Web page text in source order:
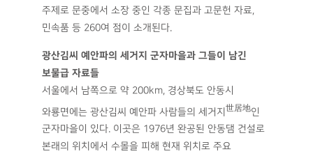
주제로 문중에서 소장 중인 각종 문집과 고문헌 자료,
민속품 등 260여 점이 소개된다.
광산김씨 예안파의 세거지 군자마을과 그들이 남긴
보물급 자료들
서울에서 남쪽으로 약 200km, 경상북도 안동시
와룡면에는 광산김씨 예안파 사람들의 세거지 世居地인
군자마을이 있다. 이곳은 1976년 완공된 안동댐 건설로
본래의 위치에서 수몰을 피해 현재 위치로 주요